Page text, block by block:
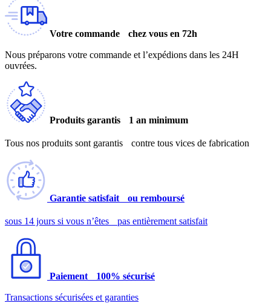
Votre commande chez vous en 72h
Nous préparons votre commande et l’expédions dans les 24H
ouvrées.
Produits garantis 1 an minimum
Tous nos produits sont garantis contre tous vices de fabrication
Garantie satisfait ou remboursé
sous 14 jours si vous n’êtes pas entièrement satisfait
Paiement 100% sécurisé
Transactions sécurisées et garanties